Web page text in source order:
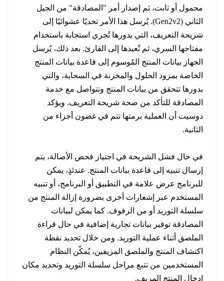
محمول أو ثابت، ثم إصدار أمر "المصادقة" من الجيل
الثاني (Gen2v2). يُرسل هذا الأمر تحديًا عشوائيًا إلى
شريحة التعريف، التي بدورها تُجري استجابة باستخدام
مفتاحها السري، ثم تُعيدها إلى القارئ. بعد ذلك، يُرسل
الجهاز بيانات المنتج المُوسوم إلى قاعدة بيانات المنتج
الخاصة بمزود الحلول والمخزنة في السحابة، والتي
بدورها تتحقق من بيانات المنتج وتتواصل مع خدمة
المصادقة للتأكد من صحة شريحة التعريف. ويؤكد
دوسيت أن العملية برمتها تتم في غضون أجزاء من
الثانية.
في حال فشل الشريحة في اجتياز فحص الأصالة، يتم
إرسال تنبيه إلى قاعدة بيانات المنتج. عندئذٍ، يمكن
للبرنامج عرض علامة في التطبيق أو البرنامج، أو تنبيه
المستخدم عبر إشعارات أخرى بضرورة إزالة المنتج من
سلسلة التوريد أو من الرفوف. كما يمكن لبيانات
المصادقة توفير بيانات تجارية إضافية في حال قراءة
الملصق أثناء عملية التوريد. ومن خلال تحديد نقطة
اكتشاف المنتج والملصق المزيفين، يُمكّن النظام
المستخدمين من تتبع مراحل سلسلة التوريد وتحديد مكان
إدخال المنتج المزيف.